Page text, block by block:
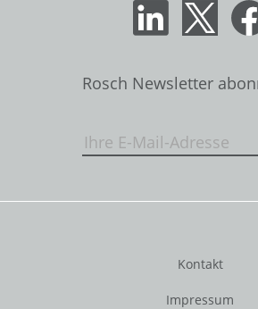
Rosch Newsletter
Kontakt
Impressum